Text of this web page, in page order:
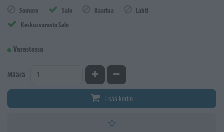
Somero Salo Kaarina
Lahti
Keskusvarasto Salo
Varastossa
Määrä Kasvata määrääVähennä määrää
Lisää koriin